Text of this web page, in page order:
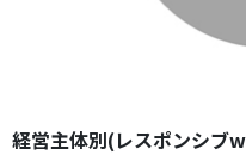
経営主体別(レスポンシブ